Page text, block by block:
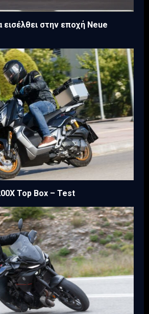
εισέλθει στην εποχή Neue
Top Box – Test